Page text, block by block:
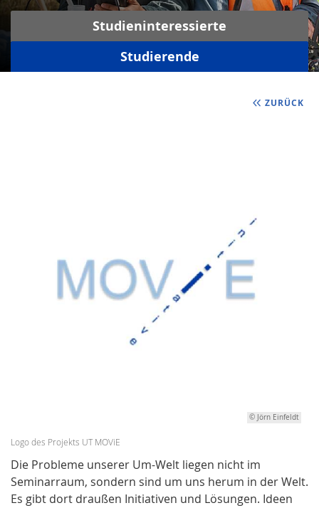
Studieninteressierte
Studierende
ZURÜCK
© Jörn Einfeldt
Logo des Projekts UT MOViE
Die Probleme unserer Um-Welt liegen nicht im
Seminarraum, sondern sind um uns herum in der Welt.
Es gibt dort draußen Initiativen und Lösungen. Ideen